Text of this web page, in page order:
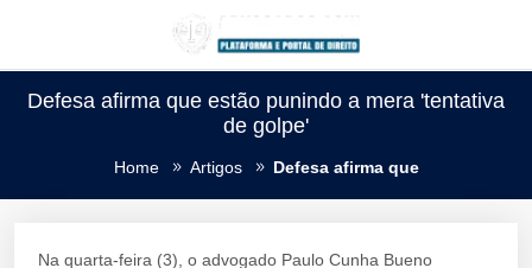
Defesa afirma que estão punindo a mera 'tentativa
de golpe'
Home Artigos Defesa afirma que
Na quarta-feira (3), o advogado Paulo Cunha Bueno